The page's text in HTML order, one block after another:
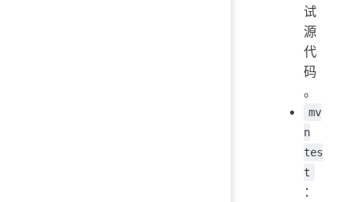
试
源
代
码
。
mv
n
tes
t
：